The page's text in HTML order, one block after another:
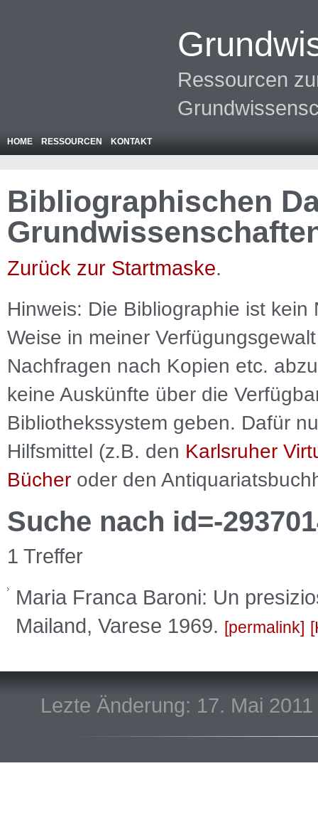
Ressourcen
HOME RESSOURCEN KONTAKT
Bibliographischen
Zurück zur Startmaske.
Hinweis: Die Bibliographie ist kein
Weise in meiner
Nachfragen nach Kopien etc.
keine Auskünfte über die
Bibliothekssystem geben. Dafür
Hilfsmittel (z.B. den Karlsruher
Bücher oder den
Suche nach id=-
1 Treffer
Maria Franca Baroni: Un
Mailand, Varese 1969.
permalink
Lezte Änderung: 17. Mai